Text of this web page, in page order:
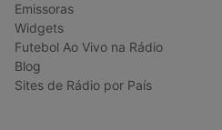
Emissoras
Widgets
Futebol Ao Vivo na Rádio
Blog
Sites de Rádio por País